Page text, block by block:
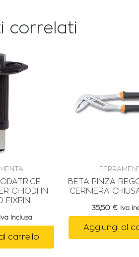
correlati
CHIODI IN
FIXPIN
Iva Inclusa
carrello
BETA PINZA
CERNIERA
35,50€ Iva
Aggiungi al